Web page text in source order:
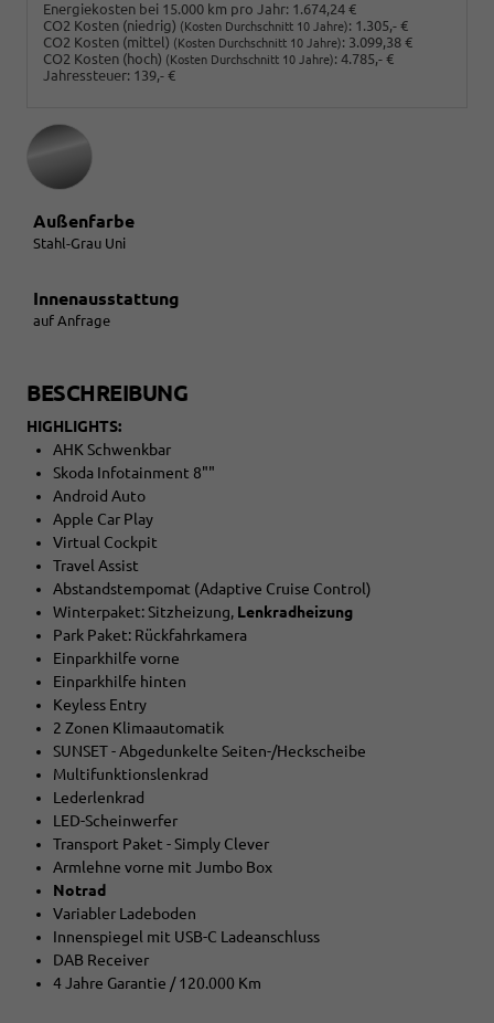
Energiekosten bei 15.000 km pro Jahr: 1.674,24 €
CO2 Kosten (niedrig) (Kosten Durchschnitt 10 Jahre): 1.305,- €
CO2 Kosten (mittel) (Kosten Durchschnitt 10 Jahre): 3.099,38 €
CO2 Kosten (hoch) (Kosten Durchschnitt 10 Jahre): 4.785,- €
Jahressteuer: 139,- €
Außenfarbe
Stahl-Grau Uni
Innenausstattung
auf Anfrage
BESCHREIBUNG
HIGHLIGHTS:
AHK Schwenkbar
Skoda Infotainment 8""
Android Auto
Apple Car Play
Virtual Cockpit
Travel Assist
Abstandstempomat (Adaptive Cruise Control)
Winterpaket: Sitzheizung, Lenkradheizung
Park Paket: Rückfahrkamera
Einparkhilfe vorne
Einparkhilfe hinten
Keyless Entry
2 Zonen Klimaautomatik
SUNSET - Abgedunkelte Seiten-/Heckscheibe
Multifunktionslenkrad
Lederlenkrad
LED-Scheinwerfer
Transport Paket - Simply Clever
Armlehne vorne mit Jumbo Box
Notrad
Variabler Ladeboden
Innenspiegel mit USB-C Ladeanschluss
DAB Receiver
4 Jahre Garantie / 120.000 Km